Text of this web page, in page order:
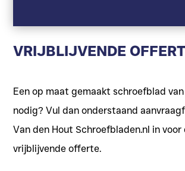
VRIJBLIJVENDE
Een op maat gemaakt schroefblad
nodig? Vul dan onderstaand
Van den Hout Schroefbladen.nl in voor
vrijblijvende offerte.